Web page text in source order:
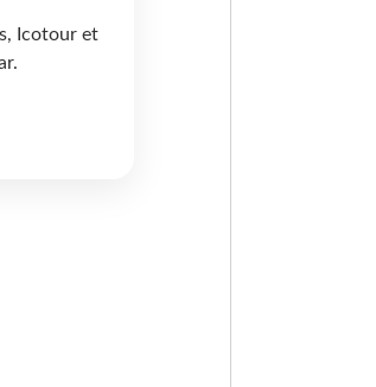
Icotour et